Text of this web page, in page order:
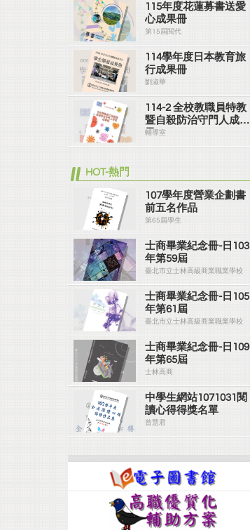
115年度花蓮募書送愛
心成果冊
第15屆閱代
114學年度日本教育旅
行成果冊
劉淑華
114-2 全校教職員特教
暨自殺防治守門人成果
冊
輔導室
HOT-熱門
107學年度營業企劃書
前五名作品
第65屆學生
士商畢業紀念冊-日103
年第59屆
臺北市立士林高級商業職業學校
士商畢業紀念冊-日105
年第61屆
臺北市立士林高級商業職業學校
士商畢業紀念冊-日109
年第65屆
士林高商
中學生網站1071031閱
讀心得得獎名單
曾慧君